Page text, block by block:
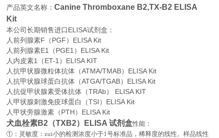
产品英文名称：Canine Thromboxane B2,TX-B2 ELISA
Kit
本公司长期销售进口ELISA试剂盒：
人前列腺素F（PGF）ELISA Kit
人前列腺素E1（PGE1）ELISA Kit
人内皮素1（ET-1）ELISA KIT
人抗甲状腺微粒体抗体（ATMA/TMAB）ELISA Kit
人抗甲状腺球蛋白抗体（ATGA/TGAB）ELISA Kit
人抗促甲状腺素受体抗体（TRAb） ELISA KIT
人甲状腺刺激免疫球蛋白（TSI）ELISA Kit
人甲状旁腺激素（PTH）ELISA Kit
犬血栓素B2（TXB2）ELISA 试剂盒性能：
①：灵敏度：zui小的检测浓度小于1号标准品，稀释度的线性。样品线性